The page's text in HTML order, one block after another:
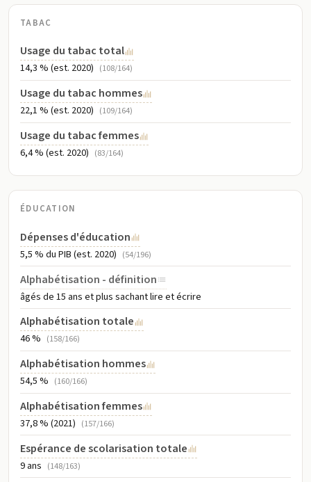
TABAC
Usage du tabac total
14,3 % (est. 2020) (108/164)
Usage du tabac hommes
22,1 % (est. 2020) (109/164)
Usage du tabac femmes
6,4 % (est. 2020) (83/164)
ÉDUCATION
Dépenses d'éducation
5,5 % du PIB (est. 2020) (54/196)
Alphabétisation - définition
âgés de 15 ans et plus sachant lire et écrire
Alphabétisation totale
46 % (158/166)
Alphabétisation hommes
54,5 % (160/166)
Alphabétisation femmes
37,8 % (2021) (157/166)
Espérance de scolarisation totale
9 ans (148/163)